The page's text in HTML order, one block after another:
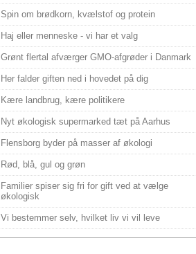
Spin om brødkorn, kvælstof og protein
Haj eller menneske - vi har et valg
Grønt flertal afværger GMO-afgrøder i Danmark
Her falder giften ned i hovedet på dig
Kære landbrug, kære politikere
Nyt økologisk supermarked tæt på Aarhus
Flensborg byder på masser af økologi
Rød, blå, gul og grøn
Familier spiser sig fri for gift ved at vælge
økologisk
Vi bestemmer selv, hvilket liv vi vil leve